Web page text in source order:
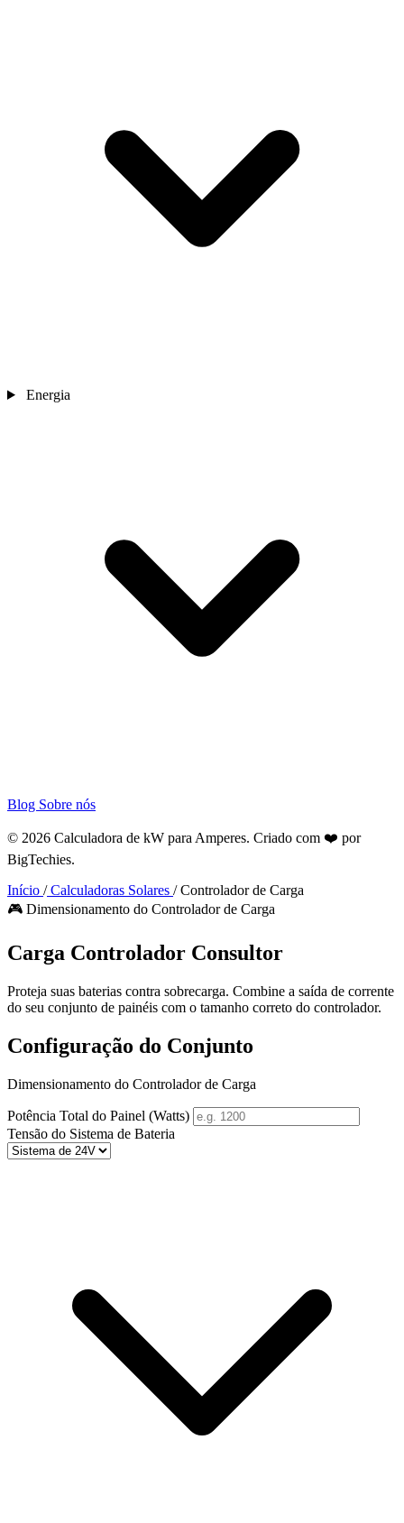
Energia
Blog Sobre nós
© 2026 Calculadora de kW para Amperes. Criado com ❤️ por
BigTechies.
Início /Calculadoras Solares /Controlador de Carga
🎮 Dimensionamento do Controlador de Carga
Carga Controlador Consultor
Proteja suas baterias contra sobrecarga. Combine a saída de corrente
do seu conjunto de painéis com o tamanho correto do controlador.
Configuração do Conjunto
Dimensionamento do Controlador de Carga
Potência Total do Painel (Watts)
Tensão do Sistema de Bateria